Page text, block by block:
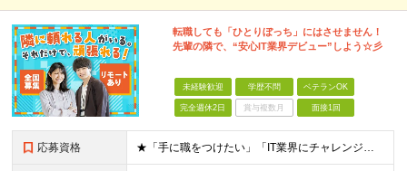
転職しても「ひとりぼっち」にはさせません！
先輩の隣で、“安心IT業界デビュー”しよう☆彡
未経験歓迎 学歴不問 ベテランOK
完全週休2日 賞与複数月 面接1回
応募資格 ★「手に職をつけたい」「IT業界にチャレンジしたい」方歓迎！ ■学歴不問 ■IT知識・理系文系不問！未経験・第二新卒OK ★ITサポート・IT事務やエンジニアの経験をお持ちの方は優遇します！ 地方在